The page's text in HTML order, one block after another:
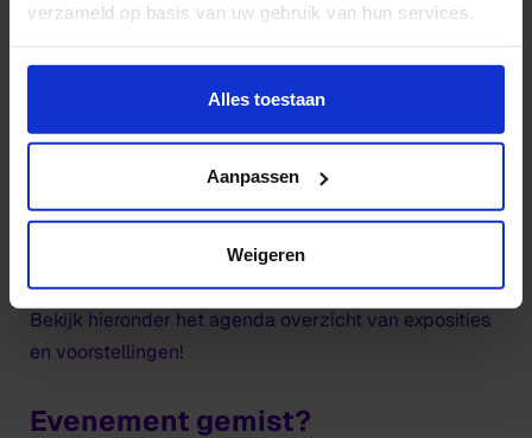
verzameld op basis van uw gebruik van hun services.
Wil je meer weten of de voorkeur aanpassen, bekijk dan
https://www.hku.nl/privacy-statement-en-
Alles toestaan
Aanpassen
Weigeren
Verhaal
Eerste hulp bij billenkoek
mede dankzij Herstelgelden gemeente
Bekijk hieronder het agenda overzicht van exposities
en voorstellingen!
Evenement gemist?